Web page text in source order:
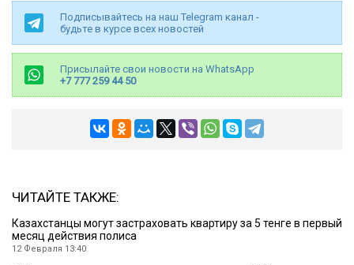
Подписывайтесь на наш Telegram канал -
будьте в курсе всех новостей
Присылайте свои новости на WhatsApp
+7 777 259 44 50
ЧИТАЙТЕ ТАКЖЕ:
Казахстанцы могут застраховать квартиру за 5 тенге в первый
месяц действия полиса
12 Февраля 13:40